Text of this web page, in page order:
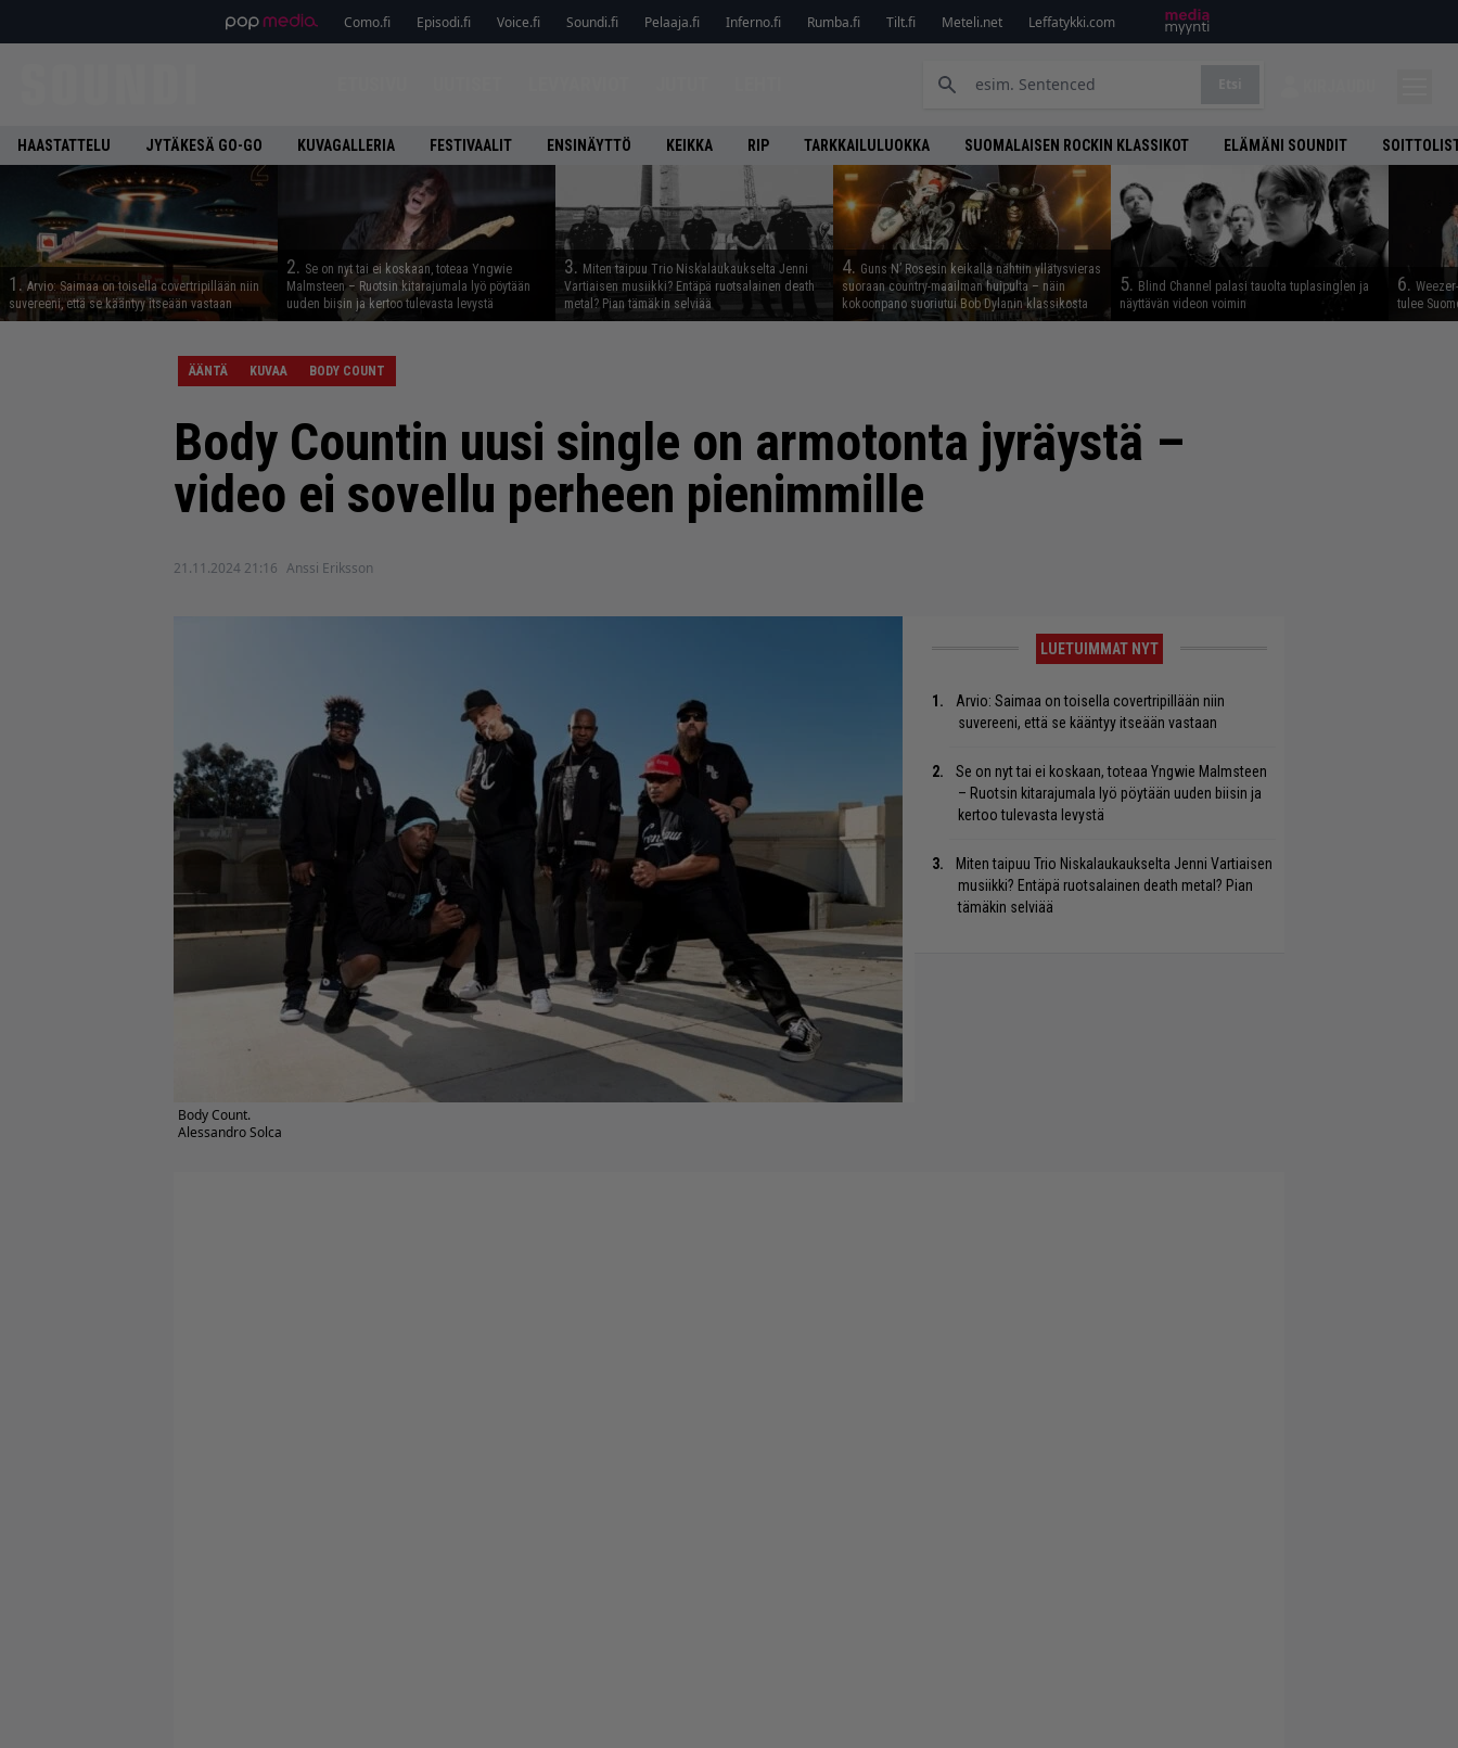
Como.fi Episodi.fi Voice.fi Soundi.fi Pelaaja.fi Inferno.fi Rumba.fi Tilt.fi Meteli.net Leffatykki.com
HAASTATTELU JYTÄKESÄ GO-GO KUVAGALLERIA FESTIVAALIT ENSINÄYTTÖ KEIKKA RIP TARKKAILULUOKKA SUOMALAISEN ROCKIN KLASSIKOT ELÄMÄNI SOUNDIT
1. Arvio: Saimaa on toisella covertripillään niin
suvereeni, että se kääntyy itseään vastaan
2. Se on nyt tai ei koskaan, toteaa Yngwie
Malmsteen – Ruotsin kitarajumala lyö pöytään
uuden biisin ja kertoo tulevasta levystä
3. Miten taipuu Trio Niskalaukaukselta Jenni
Vartiaisen musiikki? Entäpä ruotsalainen death
metal? Pian tämäkin selviää
4. Guns N’ Rosesin keikalla nähtiin yllätysvieras
suoraan country-maailman huipulta – näin
kokoonpano suoriutui Bob Dylanin klassikosta
5. Blind Channel palasi tauolta tuplasinglen ja
näyttävän videon voimin
6.
tulee
ÄÄNTÄ KUVAA BODY COUNT
Body Countin uusi single on armotonta jyräystä –
video ei sovellu perheen pienimmille
21.11.2024 21:16 Anssi Eriksson
Body Count.
Alessandro Solca
LUETUIMMAT NYT
Arvio: Saimaa on toisella covertripillään niin
suvereeni, että se kääntyy itseään vastaan
Se on nyt tai ei koskaan, toteaa Yngwie Malmsteen
– Ruotsin kitarajumala lyö pöytään uuden biisin ja
kertoo tulevasta levystä
Miten taipuu Trio Niskalaukaukselta Jenni Vartiaisen
musiikki? Entäpä ruotsalainen death metal? Pian
tämäkin selviää